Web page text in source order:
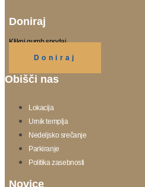
Doniraj
Klikni gumb spodaj.
Doniraj
Obišči nas
Lokacija
Urnik templja
Nedeljsko srečanje
Parkiranje
Politika zasebnosti
Novice